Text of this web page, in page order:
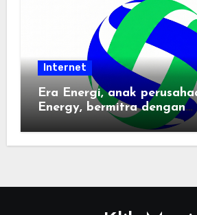
Internet
Era Energi, anak
Energy, bermitra dengan
Zhuochuangtong untuk